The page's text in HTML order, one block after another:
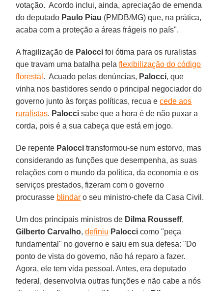
votação. Acordo inclui, ainda, apreciação de emenda
do deputado Paulo Piau (PMDB/MG) que, na prática,
acaba com a proteção a áreas frágeis no país".
A fragilização de Palocci foi ótima para os ruralistas
que travam uma batalha pelaflexibilização do código
florestal . Acuado pelas denúncias, Palocci, que
vinha nos bastidores sendo o principal negociador do
governo junto às forças políticas, recua ecede aos
ruralistas. Palocci sabe que a hora é de não puxar a
corda, pois é a sua cabeça que está em jogo.
De repente Palocci transformou-se num estorvo, mas
considerando as funções que desempenha, as suas
relações com o mundo da política, da economia e os
serviços prestados, fizeram com o governo
procurasse blindar o seu ministro-chefe da Casa Civil.
Um dos principais ministros de Dilma Rousseff,
Gilberto Carvalho,definiu Palocci como "peça
fundamental" no governo e saiu em sua defesa: "Do
ponto de vista do governo, não há reparo a fazer.
Agora, ele tem vida pessoal. Antes, era deputado
federal, desenvolvia outras funções e não cabe a nós